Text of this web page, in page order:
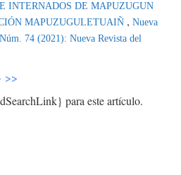
INTERNADOS DE MAPUZUGUN
MAPUZUGULETUAIÑ , Nueva
74 (2021): Nueva Revista del
>>
para este artículo.